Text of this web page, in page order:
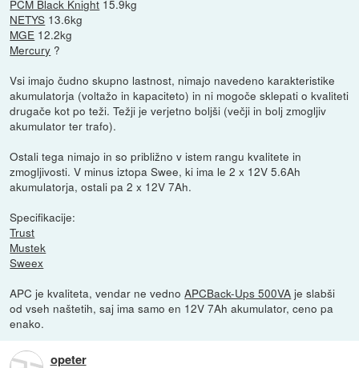
PCM Black Knight 15.9kg
NETYS 13.6kg
MGE 12.2kg
Mercury ?
Vsi imajo čudno skupno lastnost, nimajo navedeno karakteristike
akumulatorja (voltažo in kapaciteto) in ni mogoče sklepati o kvaliteti
drugače kot po teži. Težji je verjetno boljši (večji in bolj zmogljiv
akumulator ter trafo).
Ostali tega nimajo in so približno v istem rangu kvalitete in
zmogljivosti. V minus iztopa Swee, ki ima le 2 x 12V 5.6Ah
akumulatorja, ostali pa 2 x 12V 7Ah.
Specifikacije:
Trust
Mustek
Sweex
APC je kvaliteta, vendar ne vednoAPCBack-Ups 500VA je slabši
od vseh naštetih, saj ima samo en 12V 7Ah akumulator, ceno pa
enako.
opeter